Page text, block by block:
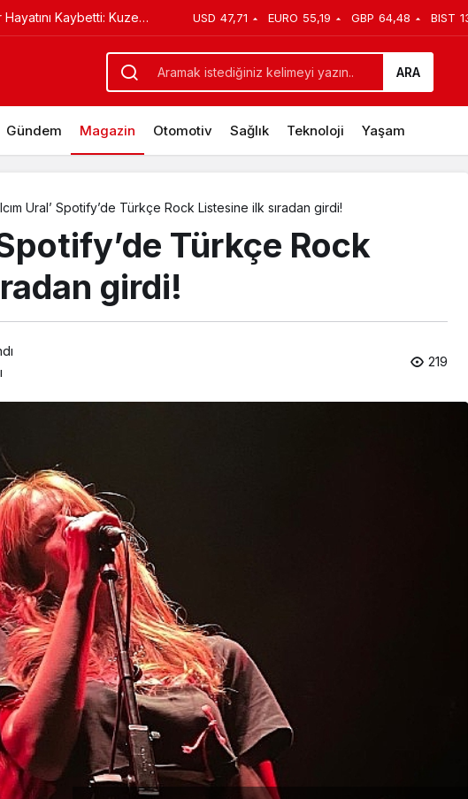
Toprağa Verilecek USD 47,71 EURO 55,19 GBP 64,48 BIST
ARA
Gündem Magazin Otomotiv Sağlık Teknoloji Yaşam
Ural’ Spotify’de Türkçe Rock Listesine ilk sıradan girdi!
Spotify’de Türkçe Rock
girdi!
219
Hollywood Yapımı ‘Loyal’ın Yönetmenliğini Üstlendi